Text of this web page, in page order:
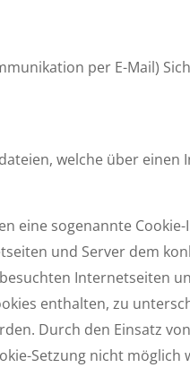
per E-Mail)
welche über
eine sogenannte
und Server dem
Internetseiten
enthalten, zu
Durch den Einsatz
Setzung nicht möglich